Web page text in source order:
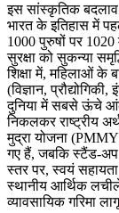
इस सांस्कृतिक
भारत के इतिहास में
1000 पुरुषों पर
सुरक्षा को सुकन्या
शिक्षा में, महिलाओं के
(विज्ञान,
दुनिया में सबसे ऊंचे
निकलकर राष्ट्रीय
मुद्रा योजना
गए हैं, जबकि स्टैंड-अप
स्तर पर, स्वयं
स्थानीय आर्थिक
व्यावसायिक गरिमा